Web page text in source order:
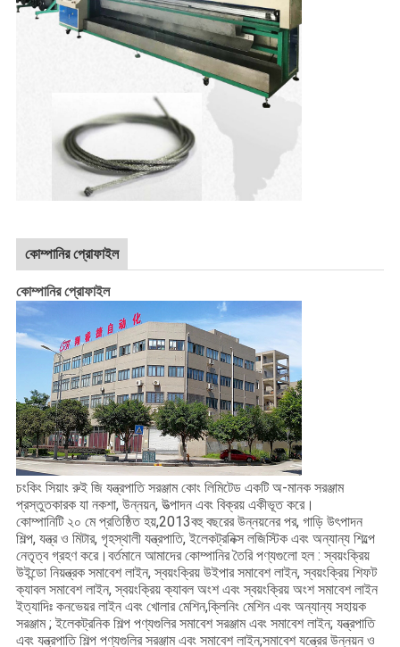
কোম্পানির প্রোফাইল
কোম্পানির প্রোফাইল
চংকিং সিয়াং রুই জি যন্ত্রপাতি সরঞ্জাম কোং লিমিটেড একটি অ-মানক সরঞ্জাম
প্রস্তুতকারক যা নকশা, উন্নয়ন, উত্পাদন এবং বিক্রয় একীভূত করে।
কোম্পানিটি ২০ মে প্রতিষ্ঠিত হয়,2013বহু বছরের উন্নয়নের পর, গাড়ি উৎপাদন
শিল্প, যন্ত্র ও মিটার, গৃহস্থালী যন্ত্রপাতি, ইলেকট্রনিক্স লজিস্টিক এবং অন্যান্য শিল্পে
নেতৃত্ব গ্রহণ করে।বর্তমানে আমাদের কোম্পানির তৈরি পণ্যগুলো হল : স্বয়ংক্রিয়
উইন্ডো নিয়ন্ত্রক সমাবেশ লাইন, স্বয়ংক্রিয় উইপার সমাবেশ লাইন, স্বয়ংক্রিয় শিফট
ক্যাবল সমাবেশ লাইন, স্বয়ংক্রিয় ক্যাবল অংশ এবং স্বয়ংক্রিয় অংশ সমাবেশ লাইন
ইত্যাদিঃ কনভেয়র লাইন এবং খোলার মেশিন,ক্লিনিং মেশিন এবং অন্যান্য সহায়ক
সরঞ্জাম ; ইলেকট্রনিক শিল্প পণ্যগুলির সমাবেশ সরঞ্জাম এবং সমাবেশ লাইন; যন্ত্রপাতি
এবং যন্ত্রপাতি শিল্প পণ্যগুলির সরঞ্জাম এবং সমাবেশ লাইন;সমাবেশ যন্ত্রের উন্নয়ন ও